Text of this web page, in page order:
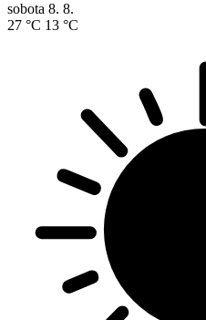
sobota 8. 8.
27 °C 13 °C